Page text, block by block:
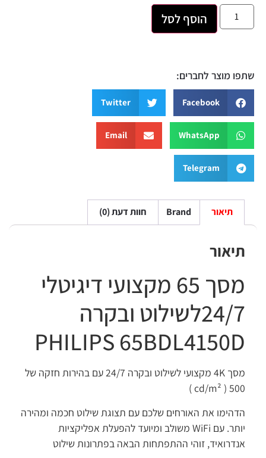
הוסף לסל
שתפו מוצר לחברים:
Facebook
Twitter
WhatsApp
Email
Telegram
תיאור Brand חוות דעת (0)
תיאור
‎24/7לשילוט ובקרה
PHILIPS 65BDL4150D
מסך 4K מקצועי לשילוט ובקרה 24/7 עם בהירות חזקה של
500
( cd/m² )
הדהימו את האורחים שלכם עם תצוגת שילוט חכמה ומהירה
יותר. עם WiFi משולב ומיועד להפעלת אפליקציות
אנדרואיד, זוהי ההתפתחות הבאה בפתרונות שילוט